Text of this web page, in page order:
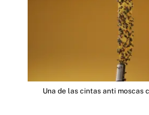
Una de las cintas anti moscas